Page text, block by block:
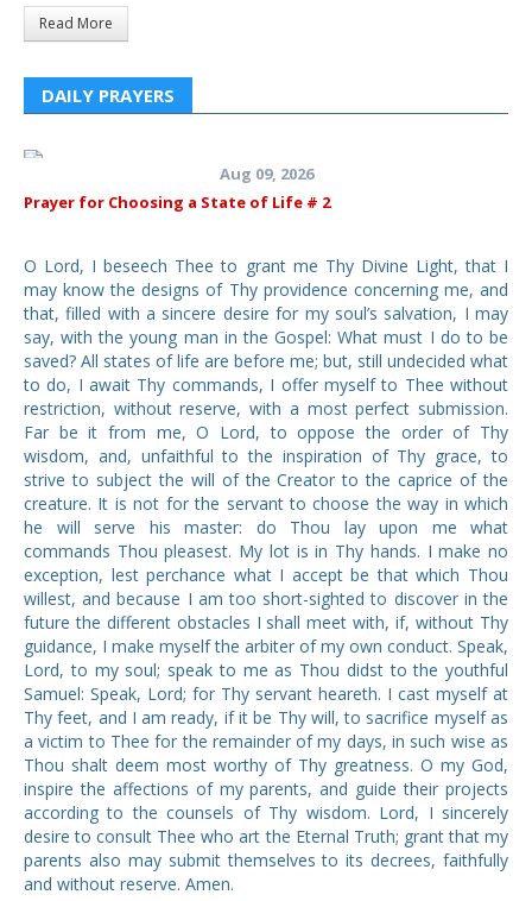
Read More
DAILY PRAYERS
Prayer for Choosing a State of Life # 2
Aug 09, 2026
O Lord, I beseech Thee to grant me Thy Divine Light, that I
may know the designs of Thy providence concerning me, and
that, filled with a sincere desire for my soul’s salvation, I may
say, with the young man in the Gospel: What must I do to be
saved? All states of life are before me; but, still undecided what
to do, I await Thy commands, I offer myself to Thee without
restriction, without reserve, with a most perfect submission.
Far be it from me, O Lord, to oppose the order of Thy
wisdom, and, unfaithful to the inspiration of Thy grace, to
strive to subject the will of the Creator to the caprice of the
creature. It is not for the servant to choose the way in which
he will serve his master: do Thou lay upon me what
commands Thou pleasest. My lot is in Thy hands. I make no
exception, lest perchance what I accept be that which Thou
willest, and because I am too short-sighted to discover in the
future the different obstacles I shall meet with, if, without Thy
guidance, I make myself the arbiter of my own conduct. Speak,
Lord, to my soul; speak to me as Thou didst to the youthful
Samuel: Speak, Lord; for Thy servant heareth. I cast myself at
Thy feet, and I am ready, if it be Thy will, to sacrifice myself as
a victim to Thee for the remainder of my days, in such wise as
Thou shalt deem most worthy of Thy greatness. O my God,
inspire the affections of my parents, and guide their projects
according to the counsels of Thy wisdom. Lord, I sincerely
desire to consult Thee who art the Eternal Truth; grant that my
parents also may submit themselves to its decrees, faithfully
and without reserve. Amen.